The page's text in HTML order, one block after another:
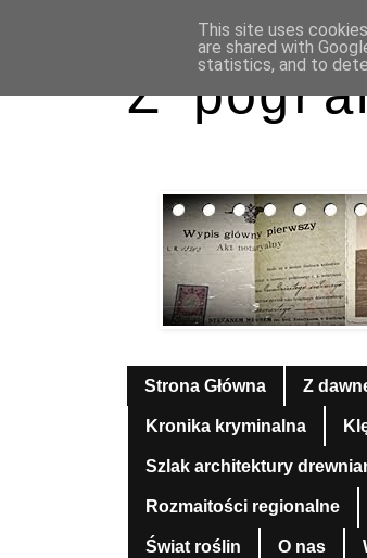
Z
Strona Główna Z
Kronika kryminalna
Szlak architektury
Rozmaitości regionalne
Świat roślin O nas
This site uses
are shared with
statistics, and to